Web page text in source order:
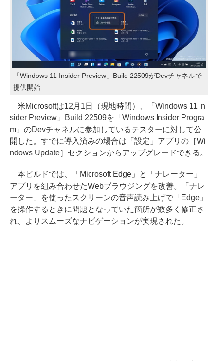
「Windows 11 Insider Preview」Build 22509がDevチャネルで
提供開始
米Microsoftは12月1日（現地時間）、「Windows 11 In
sider Preview」Build 22509を「Windows Insider Progra
m」のDevチャネルに参加しているテスターに対して公
開した。すでに導入済みの場合は「設定」アプリの［Wi
ndows Update］セクションからアップグレードできる。
本ビルドでは、「Microsoft Edge」と「ナレーター」
アプリを組み合わせたWebブラウジングを改善。「ナレ
ーター」を使ったスクリーンの音声読み上げで「Edge」
を操作するときに問題となっていた箇所が数多く修正さ
れ、よりスムーズなナビゲーションが実現された。